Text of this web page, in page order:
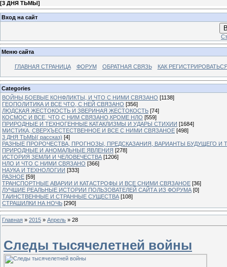
[3 ДНЯ ТЬМЫ]
Вход на сайт
Меню сайта
ГЛАВНАЯ СТРАНИЦА ФОРУМ ОБРАТНАЯ СВЯЗЬ КАК
Categories
ВОЙНЫ,БОЕВЫЕ КОНФЛИКТЫ, И ЧТО С НИМИ СВЯЗАНО [1138]
ГЕОПОЛИТИКА И ВСЕ ЧТО, С НЕЙ СВЯЗАНО [356]
ЛЮДСКАЯ ЖЕСТОКОСТЬ И ЗВЕРИНАЯ ЖЕСТОКОСТЬ [74]
КОСМОС И ВСЕ, ЧТО С НИМ СВЯЗАНО,КРОМЕ НЛО [559]
ПРИРОДНЫЕ И ТЕХНОГЕННЫЕ КАТАКЛИЗМЫ И УДАРЫ СТИХИИ [1684]
МИСТИКА, СВЕРХЪЕСТЕСТВЕННОЕ И ВСЕ С НИМИ СВЯЗАНОЕ [498]
3 ДНЯ ТЬМЫ( рассказ) [4]
РАЗНЫЕ ПРОРОЧЕСТВА, ПРОГНОЗЫ, ПРЕДСКАЗАНИЯ, ВАРИАНТЫ БУДУЩЕГО И
ПРИРОДНЫЕ И АНОМАЛЬНЫЕ ЯВЛЕНИЯ [278]
ИСТОРИЯ ЗЕМЛИ И ЧЕЛОВЕЧЕСТВА [1206]
НЛО И ЧТО С НИМИ СВЯЗАНО [366]
НАУКА И ТЕХНОЛОГИИ [333]
РАЗНОЕ [59]
ТРАНСПОРТНЫЕ АВАРИИ И КАТАСТРОФЫ И ВСЕ СНИМИ СВЯЗАНОЕ [36]
ЛУЧШИЕ РЕАЛЬНЫЕ ИСТОРИИ ПОЛЬЗОВАТЕЛЕЙ САЙТА ИЗ ФОРУМА [0]
ТАИНСТВЕННЫЕ И СТРАННЫЕ СУЩЕСТВА [108]
СТРАШИЛКИ НА НОЧЬ [290]
Главная » 2015 » Апрель » 28
Следы тысячелетней войны